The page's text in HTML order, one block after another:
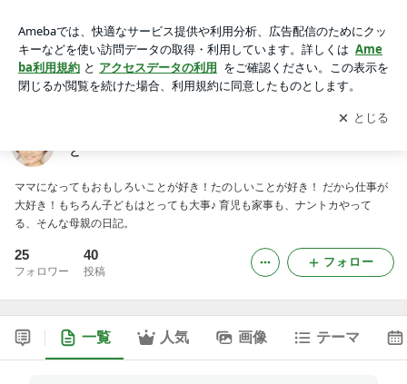
アプリをダウンロードして ブログの更新通知
を受け取りまし
ょう。
開く
と
ママになってもおもしろいことが好き！たのしいことが好き！ だから仕事が
大好き！もちろん子どもはとっても大事♪ 育児も家事も、ナントカやって
る、そんな母親の日記。
25
フォロワー
40
投稿
フォロー
一覧 人気 画像 テーマ